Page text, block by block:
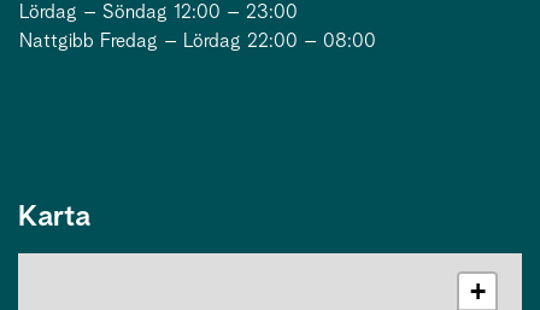
Lördag – Söndag 12:00 – 23:00
Nattgibb Fredag – Lördag 22:00 – 08:00
Karta
+